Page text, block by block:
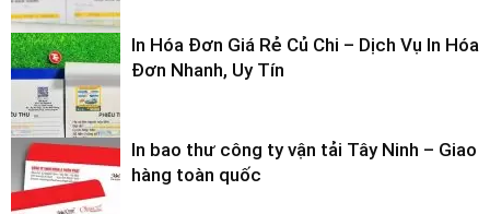
In Hóa Đơn Giá Rẻ Củ Chi – Dịch Vụ In Hóa
Đơn Nhanh, Uy Tín
In bao thư công ty vận tải Tây Ninh – Giao
hàng toàn quốc